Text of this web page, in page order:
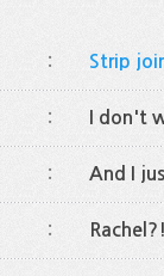
: Strip
: I don't
: And I
: Rachel?!